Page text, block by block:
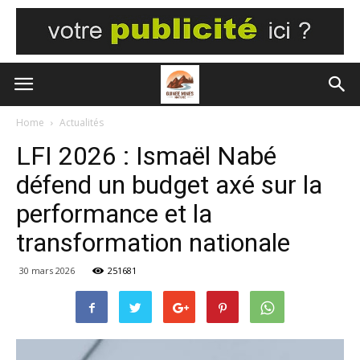
Home Actualités
LFI 2026 : Ismaël Nabé
défend un budget axé sur la
performance et la
transformation nationale
30 mars 2026 251681